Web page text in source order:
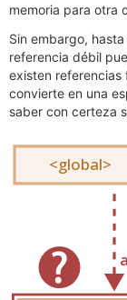
memoria para otra
Sin embargo,
referencia débil
existen referencias
convierte en una
saber con certeza